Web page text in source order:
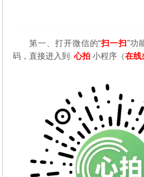
第一、打开微信的“扫一扫”功
码，直接进入到心拍 小程序（在线